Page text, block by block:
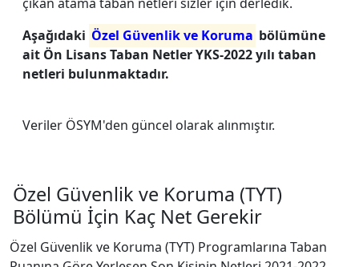
çıkan atama taban netleri sizler için derledik.
Aşağıdaki Özel Güvenlik ve Koruma bölümüne
ait Ön Lisans Taban Netler YKS-2022 yılı taban
netleri bulunmaktadır.
Veriler ÖSYM'den güncel olarak alınmıştır.
Özel Güvenlik ve Koruma (TYT)
Bölümü İçin Kaç Net Gerekir
Özel Güvenlik ve Koruma (TYT) Programlarına Taban